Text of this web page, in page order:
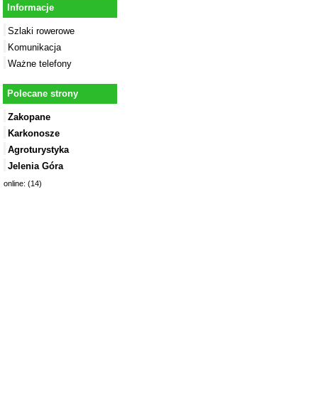
Informacje
Szlaki rowerowe
Komunikacja
Ważne telefony
Polecane strony
Zakopane
Karkonosze
Agroturystyka
Jelenia Góra
online: (14)